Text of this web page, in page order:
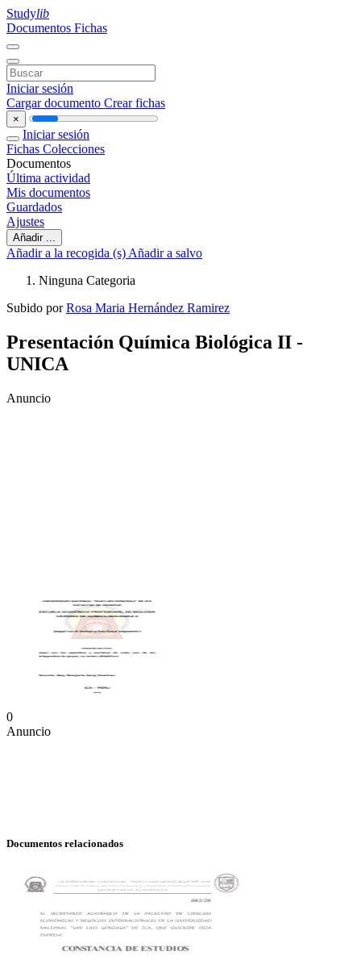
Studylib
Documentos Fichas
Iniciar sesión
Cargar documento Crear fichas
×
Iniciar sesión
Fichas Colecciones
Documentos
Última actividad
Mis documentos
Guardados
Ajustes
Añadir ...
Añadir a la recogida (s) Añadir a salvo
Ninguna Categoria
Subido porRosa Maria Hernández Ramirez
Presentación Química Biológica II -
UNICA
Anuncio
0
Anuncio
Documentos relacionados